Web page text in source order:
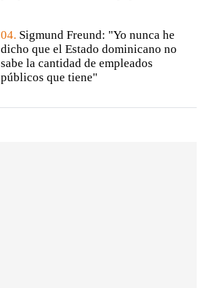
04. Sigmund Freund: "Yo nunca he
dicho que el Estado dominicano no
sabe la cantidad de empleados
públicos que tiene"